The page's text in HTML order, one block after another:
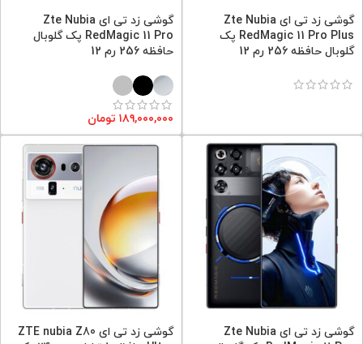
گوشی زد تی ای Zte Nubia
RedMagic 11 Pro Plus پک
گلوبال حافظه 256 رم 12
گوشی زد تی ای Zte Nubia
RedMagic 11 Pro پک گلوبال
حافظه 256 رم 12
۱۸۹,۰۰۰,۰۰۰ تومان
گوشی زد تی ای Zte Nubia
گوشی زد تی ای ZTE nubia Z80